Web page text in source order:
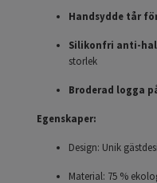
Handsydde tår
Silikonfri anti-
storlek
Broderad logga
Egenskaper:
Design: Unik
Material: 75 %